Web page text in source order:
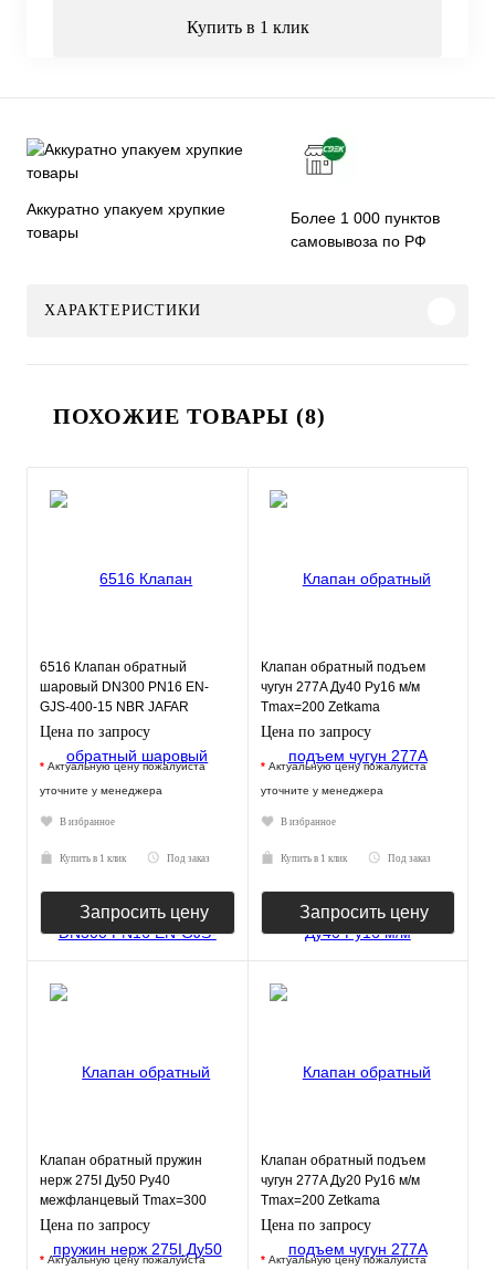
Купить в 1 клик
Аккуратно упакуем хрупкие
товары
Более 1 000 пунктов
самовывоза по РФ
ХАРАКТЕРИСТИКИ
ПОХОЖИЕ ТОВАРЫ (8)
6516 Клапан обратный
шаровый DN300 PN16 EN-
GJS-400-15 NBR JAFAR
Цена по запросу
* Актуальную цену пожалуйста
уточните у менеджера
В избранное
Купить в 1 клик Под заказ
Запросить цену
Клапан обратный подъем
чугун 277A Ду40 Ру16 м/м
Tmax=200 Zetkama
277A040C31
Цена по запросу
* Актуальную цену пожалуйста
уточните у менеджера
В избранное
Купить в 1 клик Под заказ
Запросить цену
Клапан обратный пружин
нерж 275I Ду50 Ру40
межфланцевый Tmax=300
Zetkama 275I050E51
Цена по запросу
* Актуальную цену пожалуйста
Клапан обратный подъем
чугун 277A Ду20 Ру16 м/м
Tmax=200 Zetkama
277A020C31
Цена по запросу
* Актуальную цену пожалуйста